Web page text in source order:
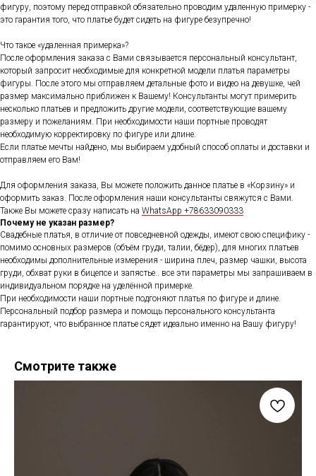
фигуру, поэтому перед отправкой обязательно проводим удаленную примерку -
это гарантия того, что платье будет сидеть на фигуре безупречно!
Что такое «удаленная примерка»?
После оформления заказа с Вами связывается персональный консультант,
который запросит необходимые для конкретной модели платья параметры
фигуры. После этого мы отправляем детальные фото и видео на девушке, чей
размер максимально приближен к Вашему! Консультанты могут примерить
несколько платьев и предложить другие модели, соответствующие вашему
размеру и пожеланиям. При необходимости наши портные проводят
необходимую корректировку по фигуре или длине.
Если платье мечты найдено, мы выбираем удобный способ оплаты и доставки и
отправляем его Вам!
Для оформления заказа, Вы можете положить данное платье в «Корзину» и
оформить заказ. После оформления наши консультанты свяжутся с Вами.
Также Вы можете сразу написать на WhatsApp +78633090333
Почему не указан размер?
Свадебные платья, в отличие от повседневной одежды, имеют свою специфику -
помимо основных размеров (объём груди, талии, бёдер), для многих платьев
необходимы дополнительные измерения - ширина плеч, размер чашки, высота
груди, обхват руки в бицепсе и запястье.. все эти параметры мы запрашиваем в
индивидуальном порядке на уделённой примерке.
При необходимости наши портные подгоняют платья по фигуре и длине.
Персональный подбор размера и помощь персонального консультанта
гарантируют, что выбранное платье сядет идеально именно на Вашу фигуру!
Смотрите также